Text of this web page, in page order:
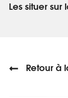
Les situer sur
Retour à